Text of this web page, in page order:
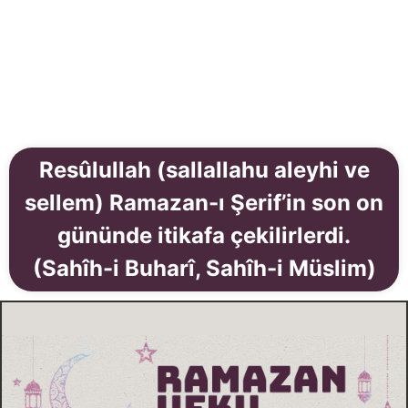
Resûlullah (sallallahu aleyhi ve
sellem) Ramazan-ı Şerif’in son on
gününde itikafa çekilirlerdi.
(Sahîh-i Buharî, Sahîh-i Müslim)